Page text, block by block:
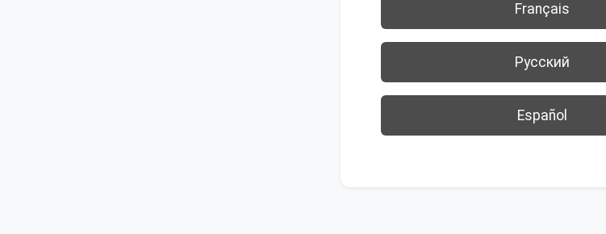
Français
Русский
Español